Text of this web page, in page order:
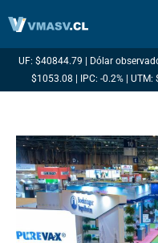
UF: $40844.79 | Dólar
$1053.08 | IPC: -0.2% |